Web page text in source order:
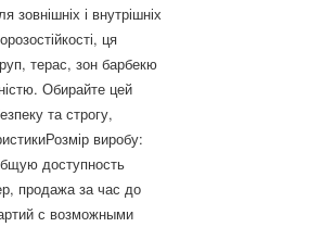
і внутрішніх
ця
терас, зон барбекю
Обирайте цей
та строгу,
виробу:
доступность
продажа за час до
с возможными